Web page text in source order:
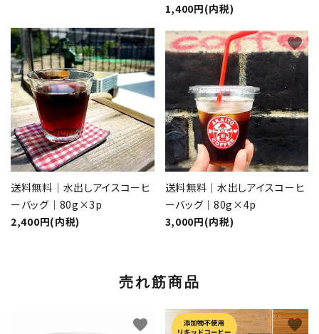
1,400円(内税)
送料無料｜水出しアイスコーヒ
ーバッグ｜80g×3p
2,400円(内税)
favorite
送料無料｜水出しアイスコーヒ
ーバッグ｜80g×4p
3,000円(内税)
favorite
売れ筋商品
favorite favorite